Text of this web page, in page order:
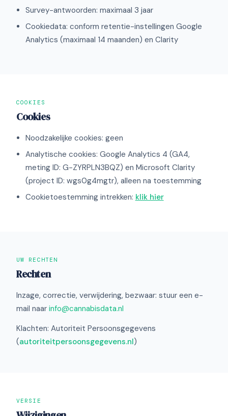
Survey-antwoorden: maximaal 3 jaar
Cookiedata: conform retentie-instellingen Google
Analytics (maximaal 14 maanden) en Clarity
COOKIES
Cookies
Noodzakelijke cookies: geen
Analytische cookies: Google Analytics 4 (GA4,
meting ID: G-ZYRPLN3BQZ) en Microsoft Clarity
(project ID: wgs0g4mgtr), alleen na toestemming
Cookietoestemming intrekken: klik hier
UW RECHTEN
Rechten
Inzage, correctie, verwijdering, bezwaar: stuur een e-
mail naar info@cannabisdata.nl
Klachten: Autoriteit Persoonsgegevens
(autoriteitpersoonsgegevens.nl)
VERSIE